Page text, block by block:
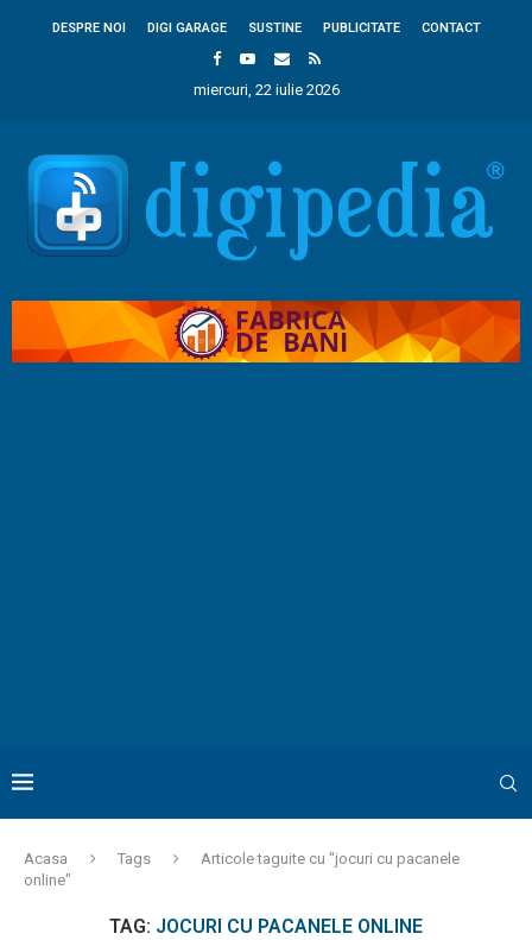
DESPRE NOI DIGI GARAGE SUSTINE PUBLICITATE CONTACT
miercuri, 22 iulie 2026
Acasa Tags
Articole taguite cu "jocuri cu pacanele
online"
TAG: JOCURI CU PACANELE ONLINE